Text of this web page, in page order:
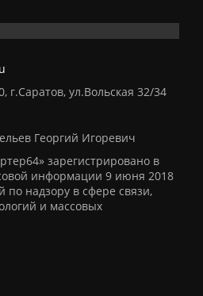
г.Саратов, ул.Вольская 32/34
Георгий Игоревич
зарегистрировано в
информации 9 июня 2018
по надзору в сфере связи,
и массовых